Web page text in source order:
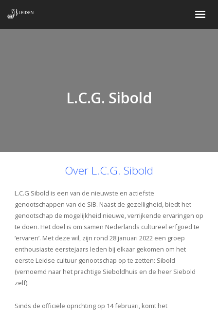
L.C.G. Sibold
Over L.C.G. Sibold
L.C.G Sibold is een van de nieuwste en actiefste
genootschappen van de SIB. Naast de gezelligheid, biedt het
genootschap de mogelijkheid nieuwe, verrijkende ervaringen op
te doen. Het doel is om samen Nederlands cultureel erfgoed te
‘ervaren’. Met deze wil, zijn rond 28 januari 2022 een groep
enthousiaste eerstejaars leden bij elkaar gekomen om het
eerste Leidse cultuur genootschap op te zetten: Sibold
(vernoemd naar het prachtige Sieboldhuis en de heer Siebold
zelf).
Sinds de officiële oprichting op 14 februari, komt het